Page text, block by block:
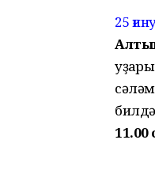
25
11.00